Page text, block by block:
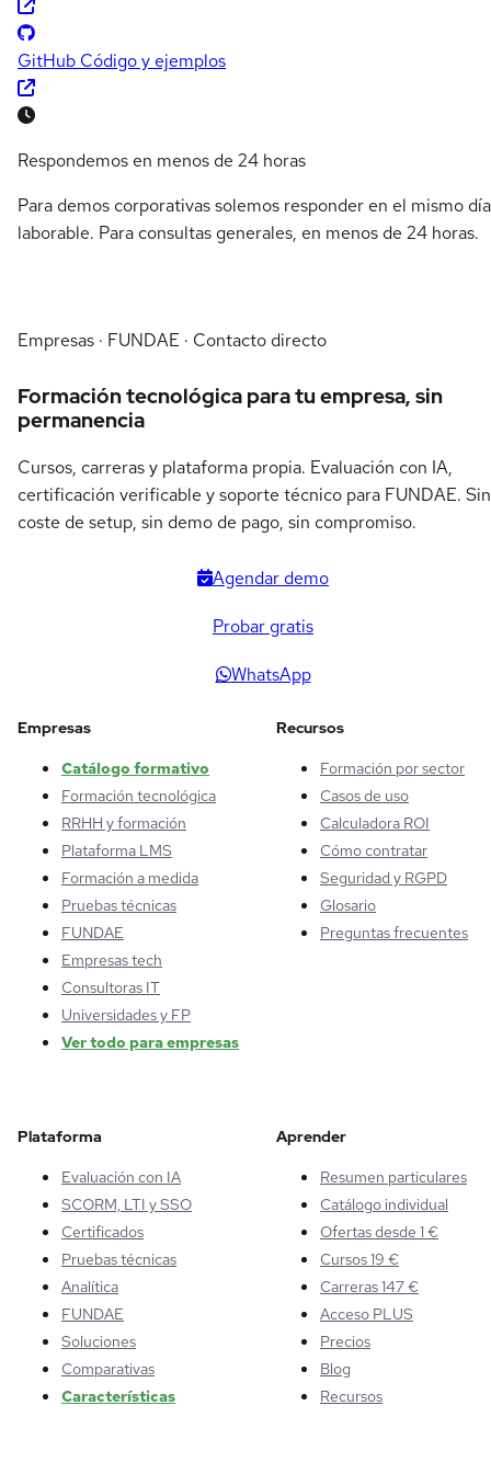
GitHub Código y ejemplos
Respondemos en menos de 24 horas
Para demos corporativas solemos responder en el mismo día
laborable. Para consultas generales, en menos de 24 horas.
Empresas · FUNDAE · Contacto directo
Formación tecnológica para tu empresa, sin
permanencia
Cursos, carreras y plataforma propia. Evaluación con IA,
certificación verificable y soporte técnico para FUNDAE. Sin
coste de setup, sin demo de pago, sin compromiso.
Agendar demo
Probar gratis
WhatsApp
Empresas
Catálogo formativo
Formación tecnológica
RRHH y formación
Plataforma LMS
Formación a medida
Pruebas técnicas
FUNDAE
Empresas tech
Consultoras IT
Universidades y FP
Ver todo para empresas
Recursos
Formación por sector
Casos de uso
Calculadora ROI
Cómo contratar
Seguridad y RGPD
Glosario
Preguntas frecuentes
Plataforma
Evaluación con IA
SCORM, LTI y SSO
Certificados
Pruebas técnicas
Analítica
FUNDAE
Soluciones
Comparativas
Características
Aprender
Resumen particulares
Catálogo individual
Ofertas desde 1 €
Cursos 19 €
Carreras 147 €
Acceso PLUS
Precios
Blog
Recursos